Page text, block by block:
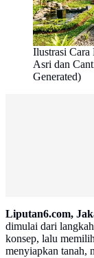
Ilustrasi Cara
Asri dan
Generated)
Liputan6.com,
dimulai dari
konsep, lalu
menyiapkan tanah,